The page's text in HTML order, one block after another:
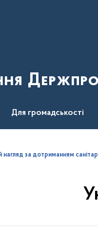
Для громадськості
за дотриманням